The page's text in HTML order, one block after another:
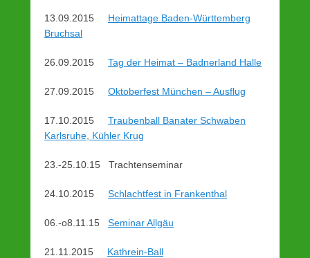
13.09.2015 Heimattage Baden-Württemberg
Bruchsal
26.09.2015 Tag der Heimat – Badnerland Halle
27.09.2015 Oktoberfest München – Ausflug
17.10.2015 Traubenball Banater Schwaben
Karlsruhe, Kühler Krug
23.-25.10.15 Trachtenseminar
24.10.2015 Schlachtfest in Frankenthal
06.-o8.11.15 Seminar Allgäu
21.11.2015 Kathrein-Ball